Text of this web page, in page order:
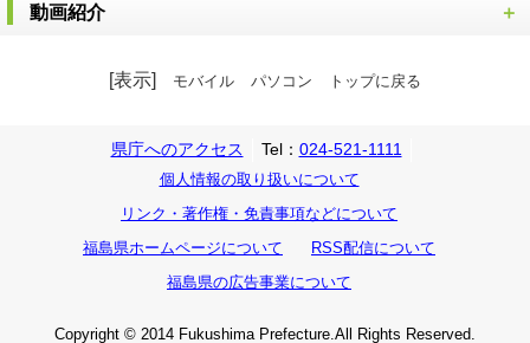
動画紹介
[表示] モバイル パソコン トップに戻る
県庁へのアクセス Tel： 024-521-1111
個人情報の取り扱いについて
リンク・著作権・免責事項などについて
福島県ホームページについて
RSS配信について
福島県の広告事業について
Copyright © 2014 Fukushima Prefecture.All Rights Reserved.